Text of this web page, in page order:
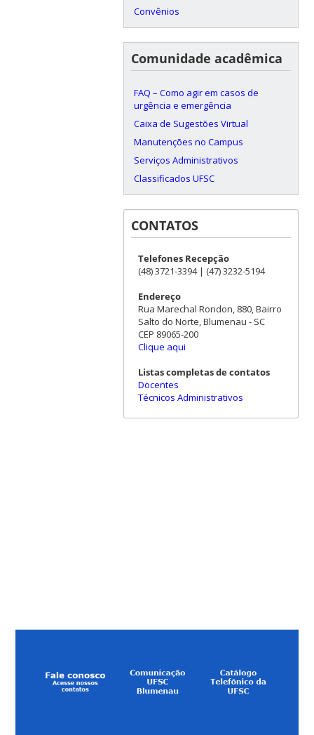
Convênios
Comunidade acadêmica
FAQ – Como agir em casos de
urgência e emergência
Caixa de Sugestões Virtual
Manutenções no Campus
Serviços Administrativos
Classificados UFSC
CONTATOS
Telefones Recepção
(48) 3721-3394 | (47) 3232-5194
Endereço
Rua Marechal Rondon, 880, Bairro
Salto do Norte, Blumenau - SC
CEP 89065-200
Clique aqui
Listas completas de contatos
Docentes
Técnicos Administrativos